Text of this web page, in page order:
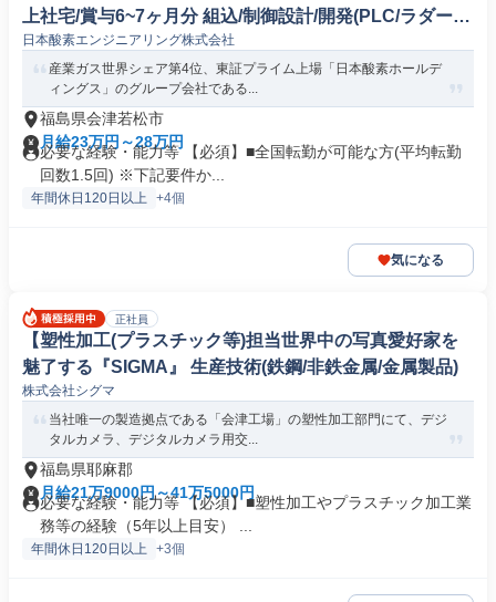
上社宅/賞与6~7ヶ月分 組込/制御設計/開発(PLC/ラダー/
シーケンス制御)
日本酸素エンジニアリング株式会社
産業ガス世界シェア第4位、東証プライム上場「日本酸素ホールデ
ィングス」のグループ会社である...
福島県会津若松市
月給23万円～28万円
必要な経験・能力等 【必須】■全国転勤が可能な方(平均転勤
回数1.5回) ※下記要件か...
年間休日120日以上 +4個
気になる
正社員
【塑性加工(プラスチック等)担当世界中の写真愛好家を
魅了する『SIGMA』 生産技術(鉄鋼/非鉄金属/金属製品)
株式会社シグマ
当社唯一の製造拠点である「会津工場」の塑性加工部門にて、デジ
タルカメラ、デジタルカメラ用交...
福島県耶麻郡
月給21万9000円～41万5000円
必要な経験・能力等 【必須】■塑性加工やプラスチック加工業
務等の経験（5年以上目安） ...
年間休日120日以上 +3個